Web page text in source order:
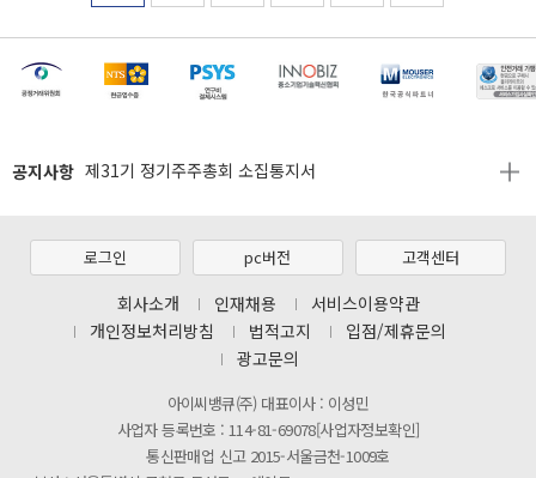
공지사항
[2026년 8월 신용카드 무이자 행사 안내]
[마일리지 적립 및 사용 정책 개편 안내]
제31기 정기주주총회 소집통지서
[마일리지 적립 및 사용 정책 개편 안내]
로그인 pc버전 고객센터
회사소개 인재채용
서비스이용약관
개인정보처리방침
법적고지
입점/제휴문의
광고문의
아이씨뱅큐(주) 대표이사 : 이성민
사업자 등록번호 : 114-81-69078[사업자정보확인]
통신판매업 신고 2015-서울금천-1009호